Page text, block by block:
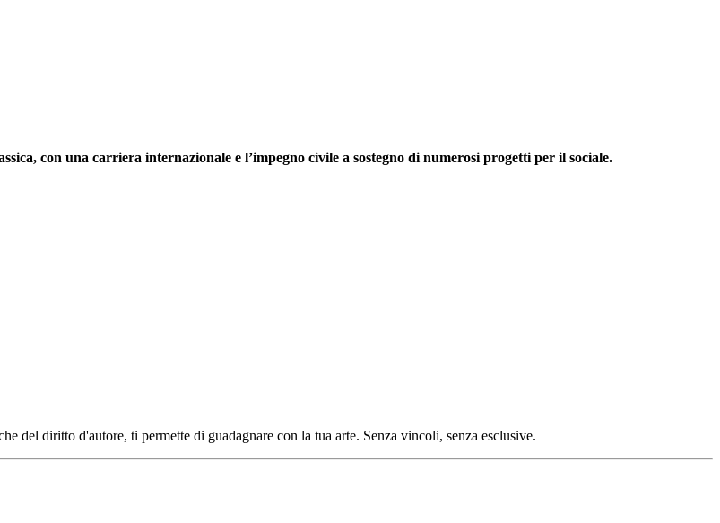
con una carriera internazionale e l’impegno civile a sostegno di numerosi progetti per il sociale.
del diritto d'autore, ti permette di guadagnare con la tua arte. Senza vincoli, senza esclusive.